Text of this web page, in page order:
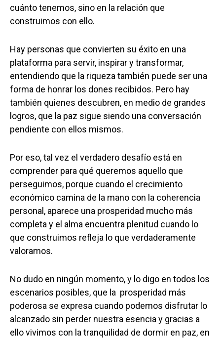
cuánto tenemos, sino en la relación que
construimos con ello.
Hay personas que convierten su éxito en una
plataforma para servir, inspirar y transformar,
entendiendo que la riqueza también puede ser una
forma de honrar los dones recibidos. Pero hay
también quienes descubren, en medio de grandes
logros, que la paz sigue siendo una conversación
pendiente con ellos mismos.
Por eso, tal vez el verdadero desafío está en
comprender para qué queremos aquello que
perseguimos, porque cuando el crecimiento
económico camina de la mano con la coherencia
personal, aparece una prosperidad mucho más
completa y el alma encuentra plenitud cuando lo
que construimos refleja lo que verdaderamente
valoramos.
No dudo en ningún momento, y lo digo en todos los
escenarios posibles, que la prosperidad más
poderosa se expresa cuando podemos disfrutar lo
alcanzado sin perder nuestra esencia y gracias a
ello vivimos con la tranquilidad de dormir en paz, en